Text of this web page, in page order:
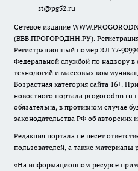
st@pg52.ru
Сетевое издание
(ВВВ.ПРОГОРОДНН.РУ).
Регистрационный номер ЭЛ 77-
Федеральной службой по надзору
технологий и массовых
Возрастная категория сайта 16+.
новостного портала progorodnn.ru
обязательна, в противном случае
законодательства РФ об авторских
Редакция портала не несет
пользователей, а также материалы
«На информационном ресурсе